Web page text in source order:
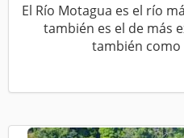
El Río Motagua es el río
también es el de más
también como